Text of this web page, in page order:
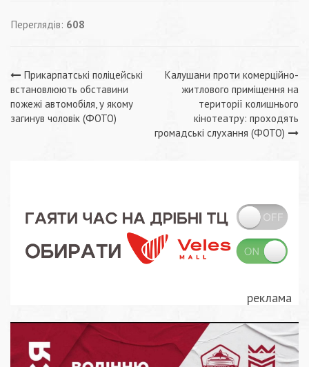
Переглядів: 608
Навігація
записів
Прикарпатські поліцейські
встановлюють обставини
пожежі автомобіля, у якому
загинув чоловік (ФОТО)
Калушани проти комерційно-
житлового приміщення на
території колишнього
кінотеатру: проходять
громадські слухання (ФОТО)